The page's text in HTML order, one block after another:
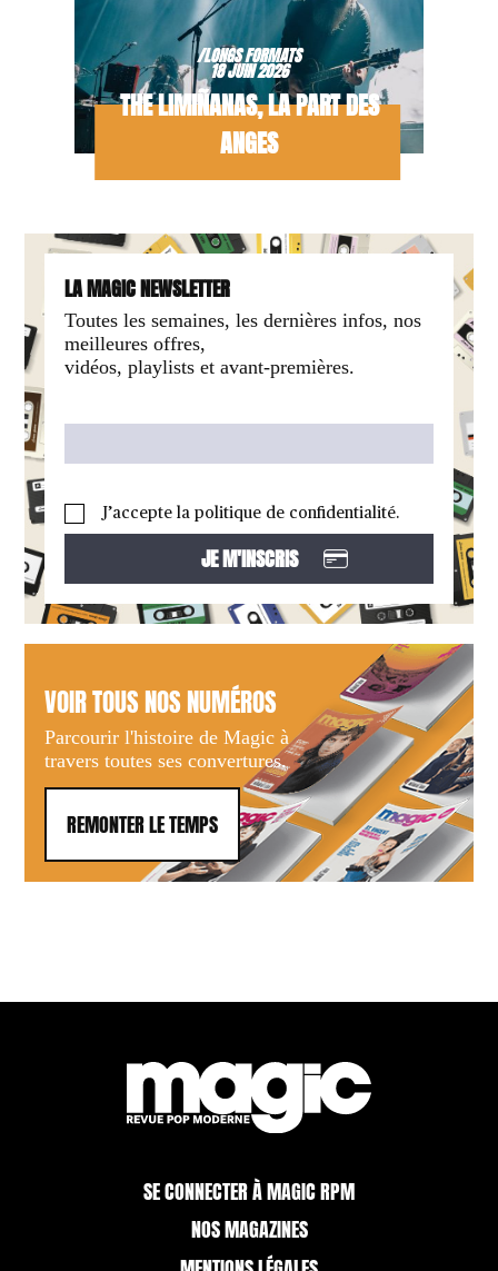
/LONGS FORMATS
18 JUIN 2026
THE LIMIÑANAS, LA PART DES
ANGES
LA MAGIC NEWSLETTER
Toutes les semaines, les dernières infos, nos
meilleures offres,
vidéos, playlists et avant-premières.
J’accepte la politique de confidentialité.
VOIR TOUS NOS NUMÉROS
Parcourir l'histoire de Magic à
travers toutes ses convertures.
REMONTER LE TEMPS
SE CONNECTER À MAGIC RPM
NOS MAGAZINES